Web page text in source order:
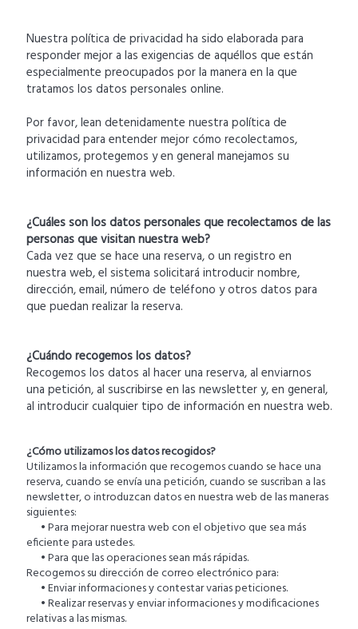
Nuestra política de privacidad ha sido elaborada para
responder mejor a las exigencias de aquéllos que están
especialmente preocupados por la manera en la que
tratamos los datos personales online.
Por favor, lean detenidamente nuestra política de
privacidad para entender mejor cómo recolectamos,
utilizamos, protegemos y en general manejamos su
información en nuestra web.
¿Cuáles son los datos personales que recolectamos de las
personas que visitan nuestra web?
Cada vez que se hace una reserva, o un registro en
nuestra web, el sistema solicitará introducir nombre,
dirección, email, número de teléfono y otros datos para
que puedan realizar la reserva.
¿Cuándo recogemos los datos?
Recogemos los datos al hacer una reserva, al enviarnos
una petición, al suscribirse en las newsletter y, en general,
al introducir cualquier tipo de información en nuestra web.
¿Cómo utilizamos los datos recogidos?
Utilizamos la información que recogemos cuando se hace una
reserva, cuando se envía una petición, cuando se suscriban a las
newsletter, o introduzcan datos en nuestra web de las maneras
siguientes:
• Para mejorar nuestra web con el objetivo que sea más
eficiente para ustedes.
• Para que las operaciones sean más rápidas.
Recogemos su dirección de correo electrónico para:
• Enviar informaciones y contestar varias peticiones.
• Realizar reservas y enviar informaciones y modificaciones
relativas a las mismas.